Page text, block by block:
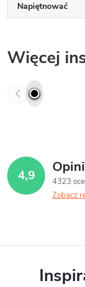
Napiętnować
Więcej
4,9
4323
Zobacz